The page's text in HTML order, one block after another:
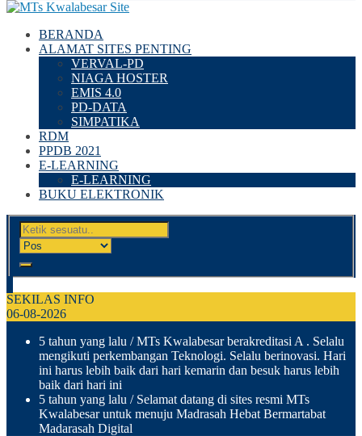
BERANDA
ALAMAT SITES PENTING
VERVAL-PD
NIAGA HOSTER
EMIS 4.0
PD-DATA
SIMPATIKA
RDM
PPDB 2021
E-LEARNING
E-LEARNING
BUKU ELEKTRONIK
SEKILAS INFO
06-08-2026
5 tahun yang lalu / MTs Kwalabesar berakreditasi A . Selalu
mengikuti perkembangan Teknologi. Selalu berinovasi. Hari
ini harus lebih baik dari hari kemarin dan besuk harus lebih
baik dari hari ini
5 tahun yang lalu / Selamat datang di sites resmi MTs
Kwalabesar untuk menuju Madrasah Hebat Bermartabat
Madarasah Digital